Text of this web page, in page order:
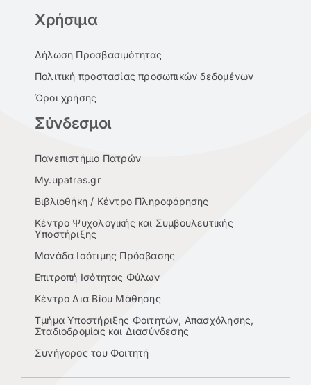
Χρήσιμα
Δήλωση Προσβασιμότητας
Πολιτική προστασίας προσωπικών δεδομένων
Όροι χρήσης
Σύνδεσμοι
Πανεπιστήμιο Πατρών
My.upatras.gr
Βιβλιοθήκη / Κέντρο Πληροφόρησης
Κέντρο Ψυχολογικής και Συμβουλευτικής
Υποστήριξης
Μονάδα Ισότιμης Πρόσβασης
Επιτροπή Ισότητας Φύλων
Κέντρο Δια Βίου Μάθησης
Τμήμα Υποστήριξης Φοιτητών, Απασχόλησης,
Σταδιοδρομίας και Διασύνδεσης
Συνήγορος του Φοιτητή